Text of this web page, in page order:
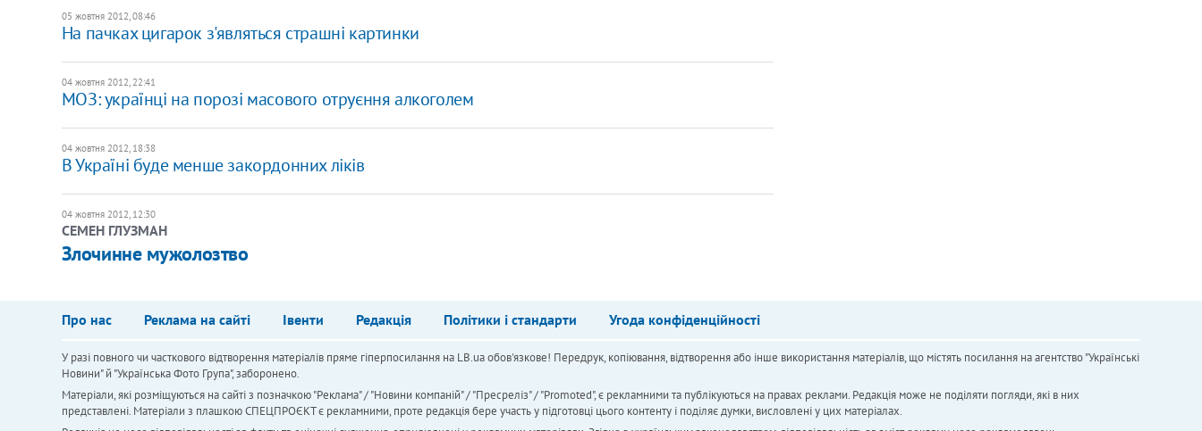
05 жовтня 2012, 08:46
На пачках цигарок з'являться страшні картинки
04 жовтня 2012, 22:41
МОЗ: українці на порозі масового отруєння алкоголем
04 жовтня 2012, 18:38
В Україні буде менше закордонних ліків
04 жовтня 2012, 12:30
СЕМЕН ГЛУЗМАН
Злочинне мужолозтво
Про нас Реклама на сайті Івенти Редакція Політики і стандарти Угода конфіденційності
У разі повного чи часткового відтворення матеріалів пряме гіперпосилання на LB.ua обов'язкове! Передрук, копіювання, відтворення або інше використання матеріалів, що містять посилання на агентство "Українськi
Новини" й "Українська Фото Група", заборонено.
Матеріали, які розміщуються на сайті з позначкою "Реклама" / "Новини компаній" / "Пресреліз" / "Promoted", є рекламними та публікуються на правах реклами. Редакція може не поділяти погляди, які в них
представлені. Матеріали з плашкою СПЕЦПРОЄКТ є рекламними, проте редакція бере участь у підготовці цього контенту і поділяє думки, висловлені у цих матеріалах.